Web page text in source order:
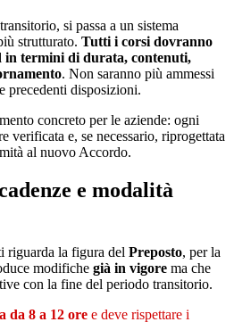
si passa a un sistema
strutturato. Tutti i corsi dovranno
in termini di durata, contenuti,
. Non saranno più ammessi
precedenti disposizioni.
concreto per le aziende: ogni
verificata e, se necessario, riprogettata
al nuovo Accordo.
e modalità
riguarda la figura del Preposto, per la
modifiche già in vigore ma che
con la fine del periodo transitorio.
da 8 a 12 ore e deve rispettare i